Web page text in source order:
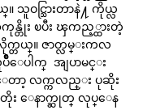
သူဝင္သြားတာနဲ႔ ကိုယ္လ
တိုး ၿပီး ၾကည့္ထားတဲ့
တယ္။ ဇာတ္လမ္းကလ
ေပါက္ အျပာမင္း
ာ့ လက္ကလည္း ပုဆိုး
း ေနာက္ဆုတ္ လုပ္ေန